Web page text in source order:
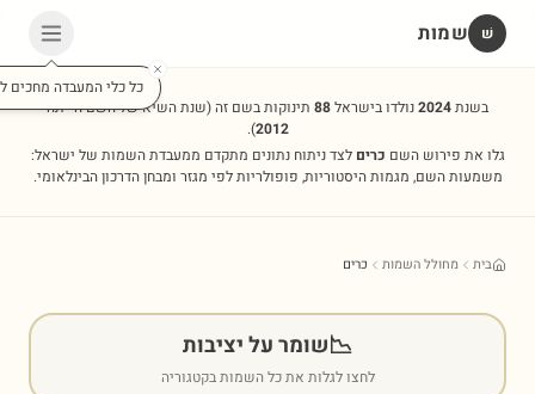
שׁ שמות
כל כלי המעבדה מחכים
בשנת2024נולדו בישראל88 תינוקות בשם זה(שנת השיא של השם הייתה
2012
).
גלו את פירוש השם כרים לצד ניתוח נתונים מתקדם ממעבדת השמות של ישראל:
משמעות השם, מגמות היסטוריות, פופולריות לפי מגזר ומבחן הדרכון הבינלאומי.
בית מחולל השמות כרים
📉שומר על יציבות
לחצו לגלות את כל השמות בקטגוריה